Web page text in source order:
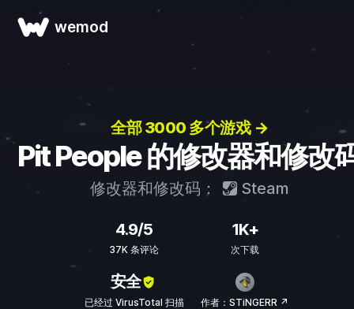
wemod
全部 3000 多个游戏 →
Pit People 的修改器和修改
修改器和修改码： Steam
4.9/5
37K 条评论
1K+
次下载
安全
已经过 VirusTotal 扫描 作者：STiNGERR ↗